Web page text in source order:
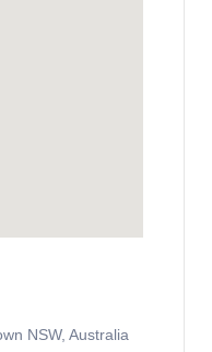
NSW, Australia